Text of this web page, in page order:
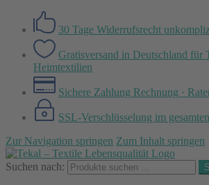
30 Tage Widerrufsrecht
Gratisversand in Deutschland für
Heimtextilien
Sichere Zahlung Rechnung ·
SSL-Verschlüsselung im
Zur Navigation springen Zum Inhalt springen
Suchen nach: